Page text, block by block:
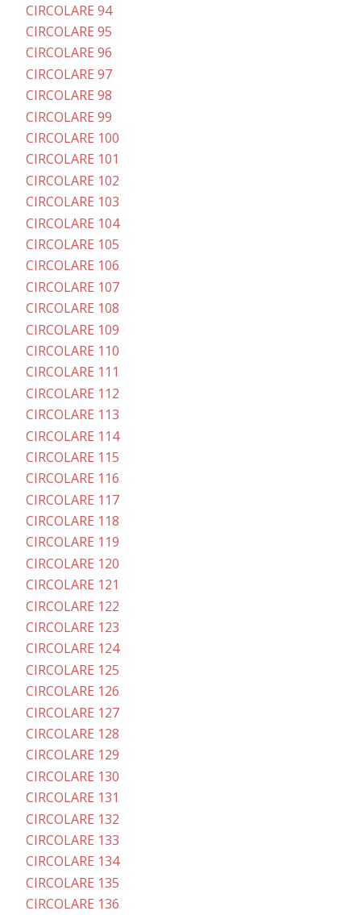
CIRCOLARE 94
CIRCOLARE 95
CIRCOLARE 96
CIRCOLARE 97
CIRCOLARE 98
CIRCOLARE 99
CIRCOLARE 100
CIRCOLARE 101
CIRCOLARE 102
CIRCOLARE 103
CIRCOLARE 104
CIRCOLARE 105
CIRCOLARE 106
CIRCOLARE 107
CIRCOLARE 108
CIRCOLARE 109
CIRCOLARE 110
CIRCOLARE 111
CIRCOLARE 112
CIRCOLARE 113
CIRCOLARE 114
CIRCOLARE 115
CIRCOLARE 116
CIRCOLARE 117
CIRCOLARE 118
CIRCOLARE 119
CIRCOLARE 120
CIRCOLARE 121
CIRCOLARE 122
CIRCOLARE 123
CIRCOLARE 124
CIRCOLARE 125
CIRCOLARE 126
CIRCOLARE 127
CIRCOLARE 128
CIRCOLARE 129
CIRCOLARE 130
CIRCOLARE 131
CIRCOLARE 132
CIRCOLARE 133
CIRCOLARE 134
CIRCOLARE 135
CIRCOLARE 136